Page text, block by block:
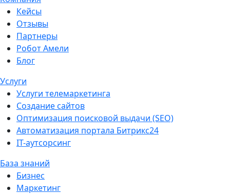
Кейсы
Отзывы
Партнеры
Робот Амели
Блог
Услуги
Услуги телемаркетинга
Создание сайтов
Оптимизация поисковой выдачи (SEO)
Автоматизация портала Битрикс24
IT-аутсорсинг
База знаний
Бизнес
Маркетинг